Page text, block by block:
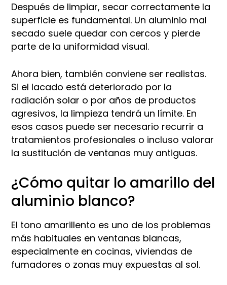
Después de limpiar, secar correctamente la
superficie es fundamental. Un aluminio mal
secado suele quedar con cercos y pierde
parte de la uniformidad visual.
Ahora bien, también conviene ser realistas.
Si el lacado está deteriorado por la
radiación solar o por años de productos
agresivos, la limpieza tendrá un límite. En
esos casos puede ser necesario recurrir a
tratamientos profesionales o incluso valorar
la sustitución de ventanas muy antiguas.
¿Cómo quitar lo amarillo del
aluminio blanco?
El tono amarillento es uno de los problemas
más habituales en ventanas blancas,
especialmente en cocinas, viviendas de
fumadores o zonas muy expuestas al sol.